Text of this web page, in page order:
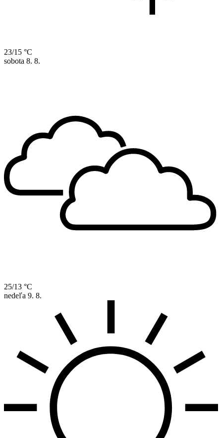
23/15 °C
sobota 8. 8.
25/13 °C
nedeľa 9. 8.